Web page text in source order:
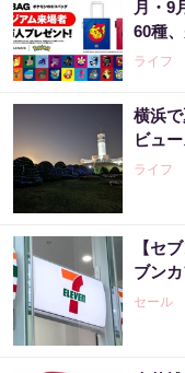
月・9
60種
ライフ
横浜
ビュ
ライフ
【セ
ブン
セール